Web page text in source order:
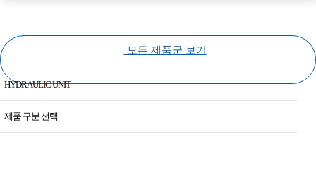
equipments)모든 제품군 보기
HYDRAULIC UNIT
Hydraulic Unit
제품 구분 선택